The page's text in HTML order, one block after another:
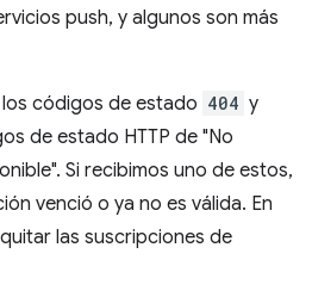
push, y algunos son más
códigos de estado 404 y
de estado HTTP de "No
Si recibimos uno de estos,
venció o ya no es válida. En
las suscripciones de